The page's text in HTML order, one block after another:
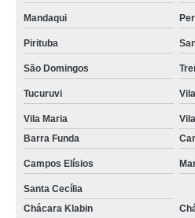
onde agendar tratamento psicológico
onde fazer tratamento de ansiedade
onde fazer tratamento para ansiedade e
onde fazer tratamento psicológico para
tratamento para ansiedade e depressão
tratamento crise de ansiedade Vila
Mandaqui
Pirituba
São Domingos
Tucuruvi
Vila Maria
Barra Funda
Campos Elísios
Santa Cecília
Chácara Klabin